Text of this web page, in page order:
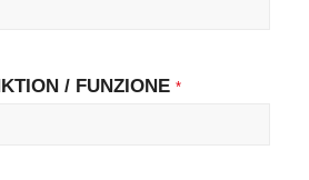
/ FUNZIONE *